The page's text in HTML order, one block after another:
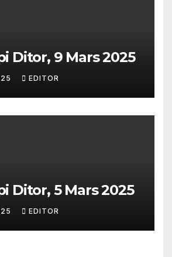
Ditor, 9 Mars 2025
EDITOR
Ditor, 5 Mars 2025
EDITOR